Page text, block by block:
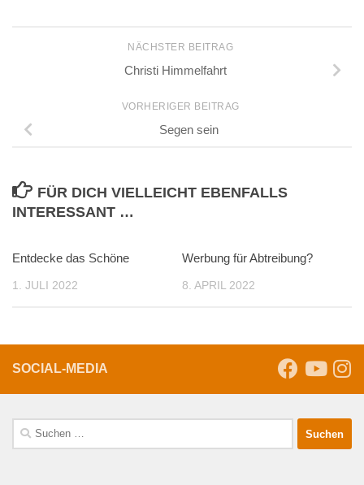
NÄCHSTER BEITRAG
Christi Himmelfahrt
VORHERIGER BEITRAG
Segen sein
FÜR DICH VIELLEICHT EBENFALLS
INTERESSANT …
Entdecke das Schöne
1. JULI 2022
Werbung für Abtreibung?
8. APRIL 2022
SOCIAL-MEDIA
Suche
nach: